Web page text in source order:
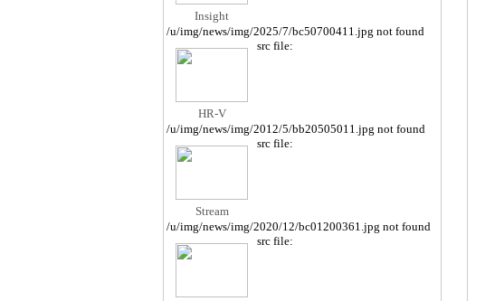
Insight
/u/img/news/img/2025/7/bc50700411.jpg not found
HR-V
src file:
/u/img/news/img/2012/5/bb20505011.jpg not found
Stream
src file:
/u/img/news/img/2020/12/bc01200361.jpg not found
src file: